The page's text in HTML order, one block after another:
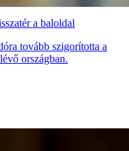
a baloldal
tovább szigorította a
országban.